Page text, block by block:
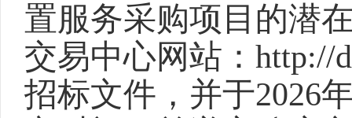
置服务采购项目的潜
交易中心网站： http://
招标文件，并于2026